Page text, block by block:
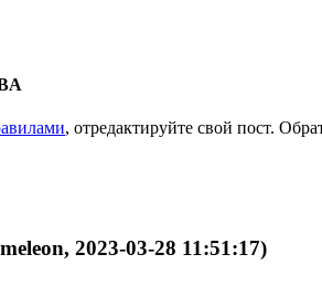
, отредактируйте свой пост.
2023-03-28 11:51:17)